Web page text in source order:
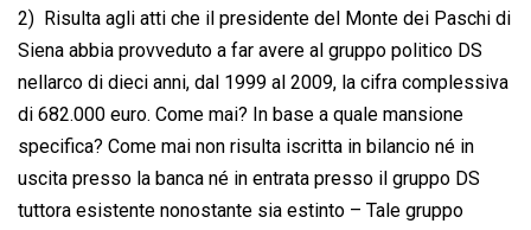
2)  Risulta agli atti che il presidente del Monte dei Paschi di
Siena abbia provveduto a far avere al gruppo politico DS
nellarco di dieci anni, dal 1999 al 2009, la cifra complessiva
di 682.000 euro. Come mai? In base a quale mansione
specifica? Come mai non risulta iscritta in bilancio né in
uscita presso la banca né in entrata presso il gruppo DS 
tuttora esistente nonostante sia estinto – Tale gruppo